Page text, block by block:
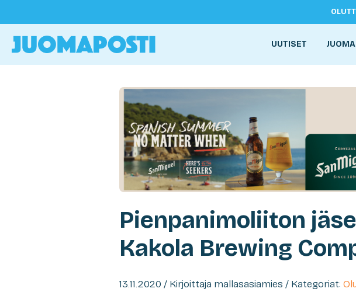
UUTISET
Pienpanimoliiton
Kakola Brewing
13.11.2020 / Kirjoittaja mallasasiamies / Kategoriat: